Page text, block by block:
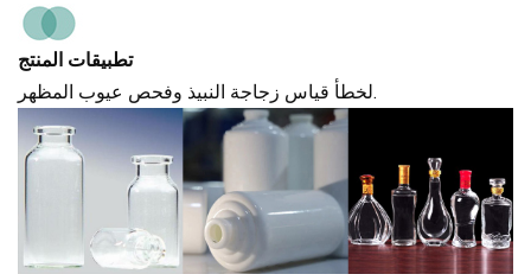
تطبيقات المنتج
لخطأ قياس زجاجة النبيذ وفحص عيوب المظهر.